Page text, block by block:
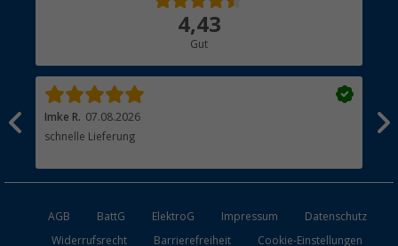
4,43
Gut
Imke R. 07.08.2026
schnelle Lieferung
AGB BattG ElektroG Impressum
Datenschutz
Widerrufsrecht
Barrierefreiheit Cookie-Einstellungen